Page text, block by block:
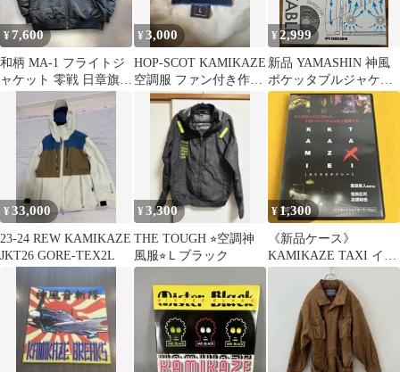
¥7,600
和柄 MA-1 フライトジ
ャケット 零戦 日章旗
KAMIKAZE 黒 XL
¥3,000
HOP-SCOT KAMIKAZE
空調服 ファン付き作業
服 Lサイズ
¥2,999
新品 YAMASHIN 神風
ポケッタブルジャケッ
ト Sサイズ ホワイト
¥33,000
23-24 REW KAMIKAZE
JKT26 GORE-TEX2L
¥3,300
THE TOUGH ⭐︎空調神
風服⭐︎Ｌブラック
¥ 1,300
《新品ケース》
KAMIKAZE TAXI イン
ターナショナル・バー